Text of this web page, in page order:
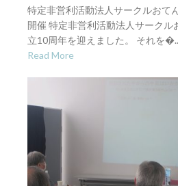
特定非営利活動法人サークルおて
開催 特定非営利活動法人サークル
立10周年を迎えました。 それを
Read More